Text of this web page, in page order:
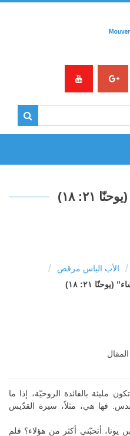
٢١: ١٨)
/ الأب الياس مرقص /
٢١: ١٨)
مليئة بالفائدة الروحيّة، إذا ما
فها هي، مثلاً، سيرة القدّيس
أتحبّني أكثر من هؤلاء؟ فلم